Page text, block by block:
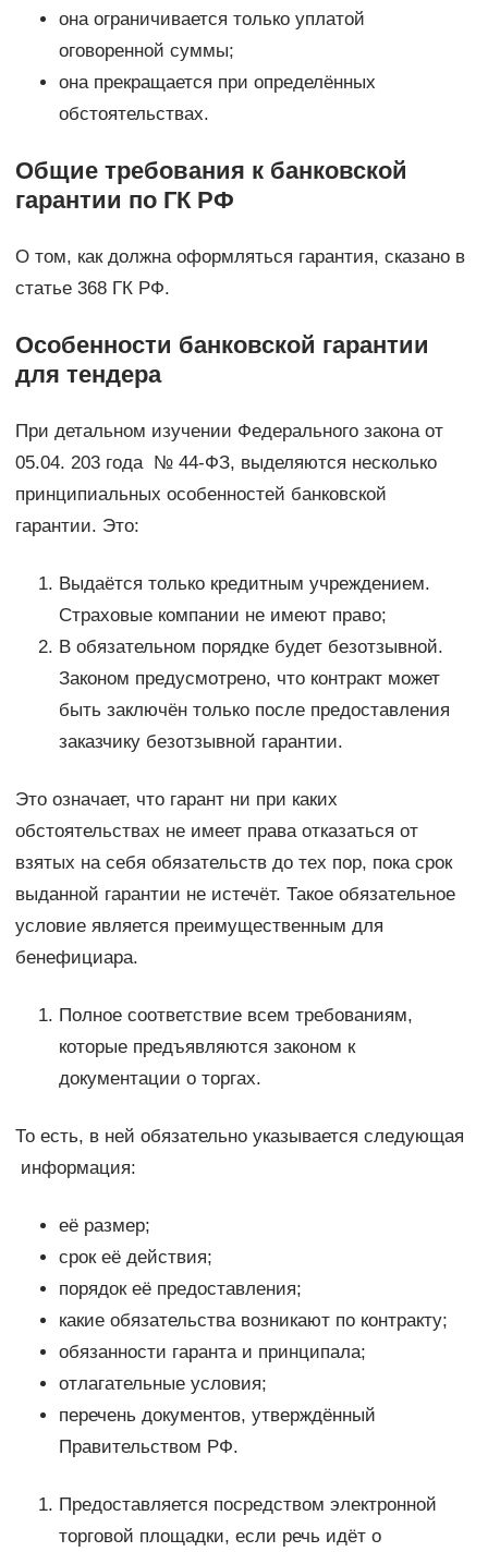
она ограничивается только уплатой
оговоренной суммы;
она прекращается при определённых
обстоятельствах.
Общие требования к банковской
гарантии по ГК РФ
О том, как должна оформляться гарантия, сказано в
статье 368 ГК РФ.
Особенности банковской гарантии
для тендера
При детальном изучении Федерального закона от
05.04. 203 года № 44-ФЗ, выделяются несколько
принципиальных особенностей банковской
гарантии. Это:
Выдаётся только кредитным учреждением.
Страховые компании не имеют право;
В обязательном порядке будет безотзывной.
Законом предусмотрено, что контракт может
быть заключён только после предоставления
заказчику безотзывной гарантии.
Это означает, что гарант ни при каких
обстоятельствах не имеет права отказаться от
взятых на себя обязательств до тех пор, пока срок
выданной гарантии не истечёт. Такое обязательное
условие является преимущественным для
бенефициара.
Полное соответствие всем требованиям,
которые предъявляются законом к
документации о торгах.
То есть, в ней обязательно указывается следующая
информация:
её размер;
срок её действия;
порядок её предоставления;
какие обязательства возникают по контракту;
обязанности гаранта и принципала;
отлагательные условия;
перечень документов, утверждённый
Правительством РФ.
Предоставляется посредством электронной
торговой площадки, если речь идёт о